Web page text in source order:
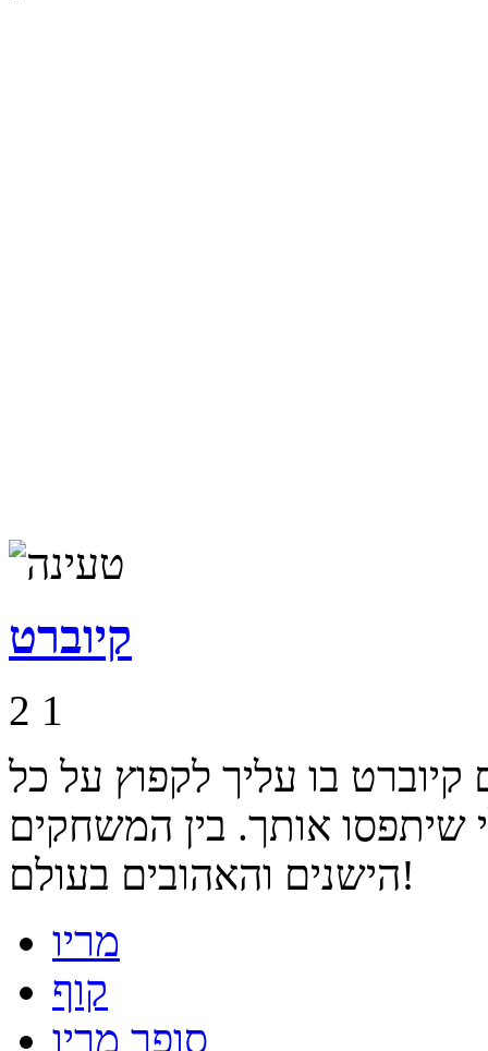
קיוברט
2 1
קיוברט בו עליך לקפוץ על כל
שיתפסו אותך. בין המשחקים
הישנים והאהובים בעולם!
מריו
קוף
סופר מריו